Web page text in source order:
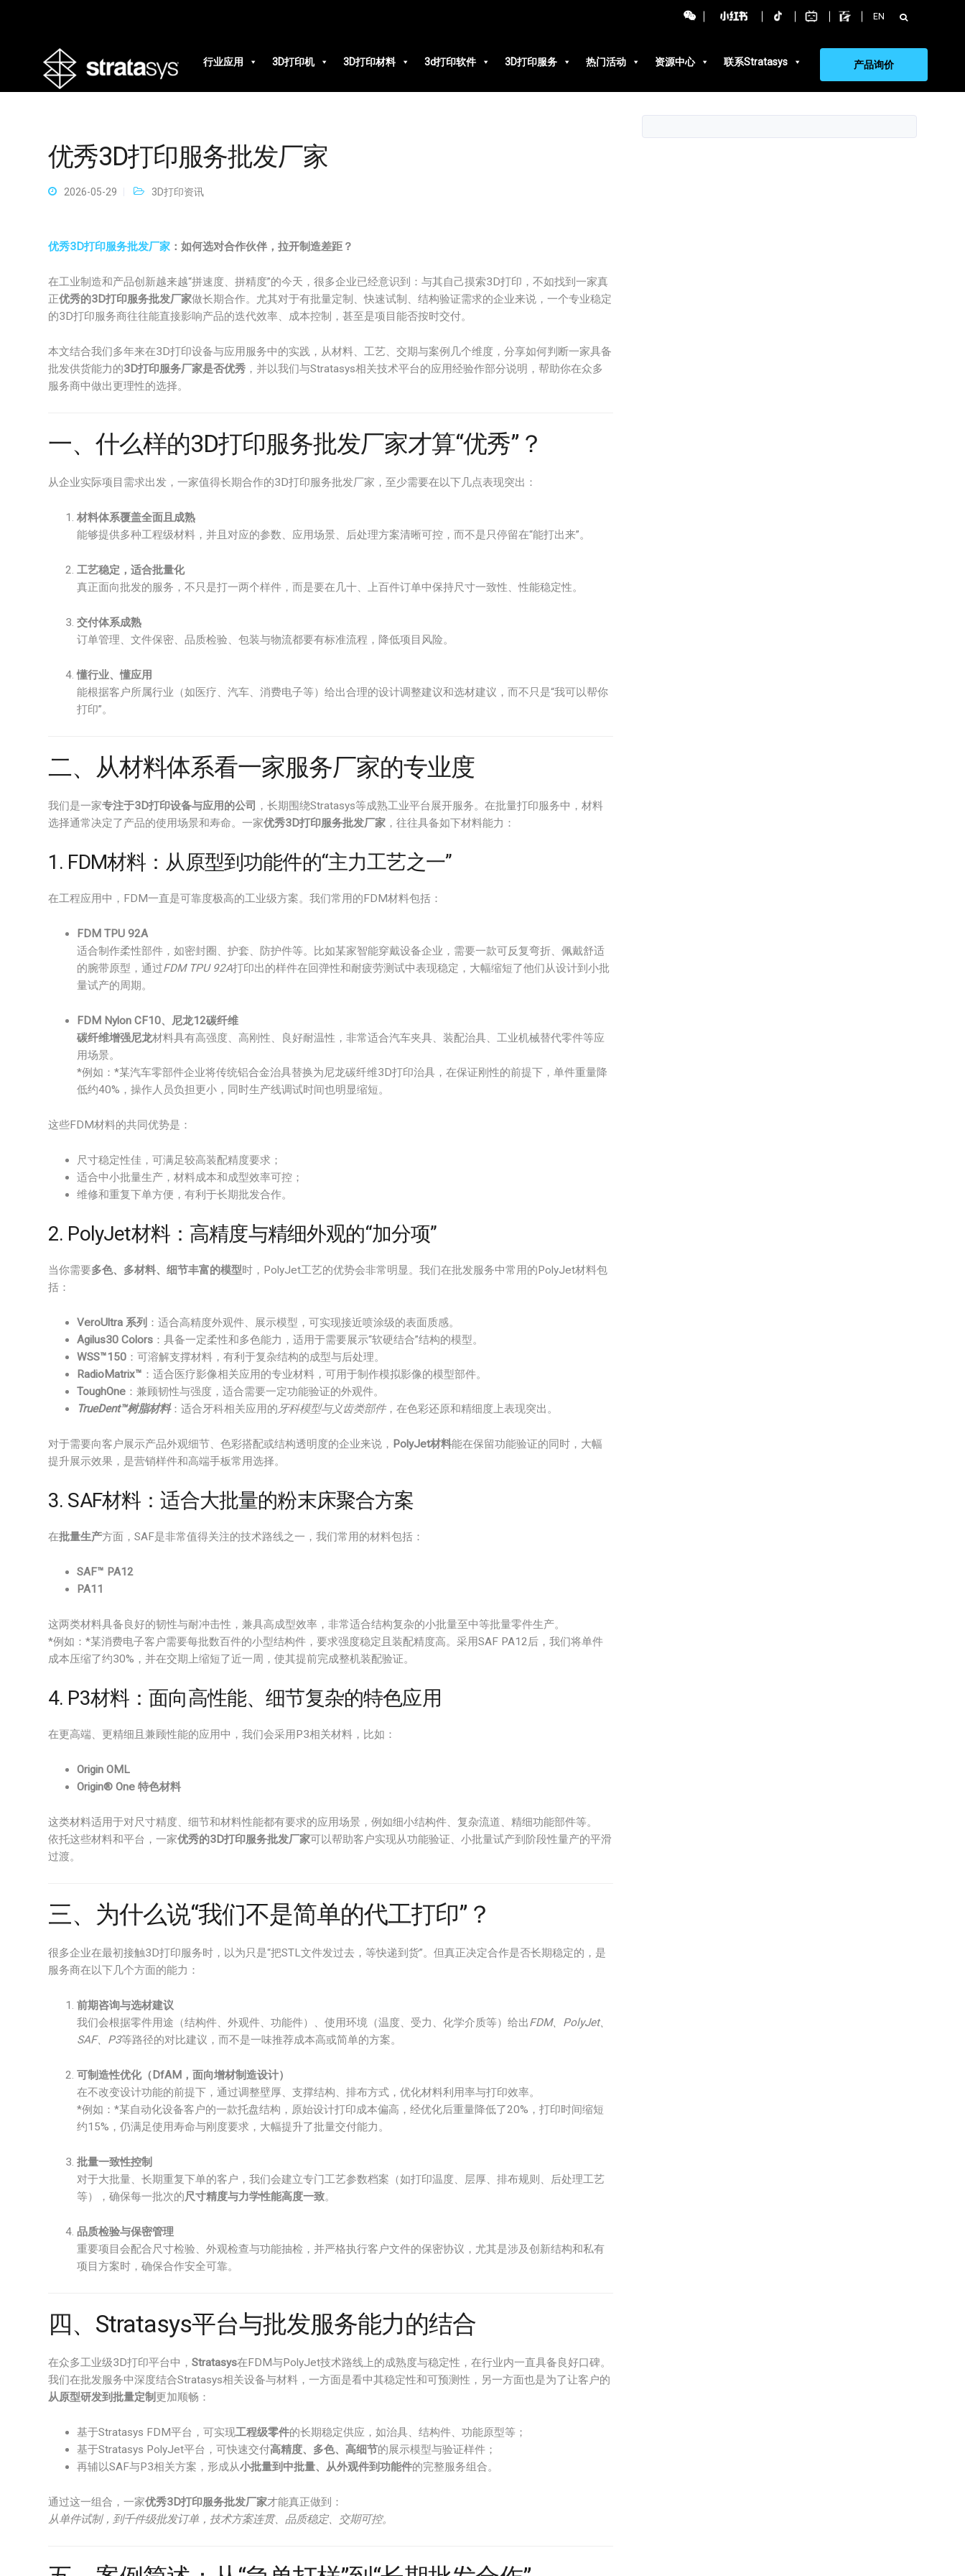
EN 搜
索：
行业应用
3D打印机 3D打印材料 3d打印软件 3D打印服务 热门活动 资源中心 联系Stratasys 产品询价
优秀3D打印服务批发厂家
2026-05-29 3D打印资讯
优秀3D打印服务批发厂家 ：如何选对合作伙伴，拉开制造差距？
在工业制造和产品创新越来越“拼速度、拼精度”的今天，很多企业已经意识到：与其自己摸索3D打印，不如找到一家真
正优秀的3D打印服务批发厂家做长期合作。尤其对于有批量定制、快速试制、结构验证需求的企业来说，一个专业稳定
的3D打印服务商往往能直接影响产品的迭代效率、成本控制，甚至是项目能否按时交付。
本文结合我们多年来在3D打印设备与应用服务中的实践，从材料、工艺、交期与案例几个维度，分享如何判断一家具备
批发供货能力的3D打印服务厂家是否优秀 ，并以我们与Stratasys相关技术平台的应用经验作部分说明，帮助你在众多
服务商中做出更理性的选择。
一、什么样的3D打印服务批发厂家才算“优秀”？
从企业实际项目需求出发，一家值得长期合作的3D打印服务批发厂家，至少需要在以下几点表现突出：
材料体系覆盖全面且成熟
能够提供多种工程级材料，并且对应的参数、应用场景、后处理方案清晰可控，而不是只停留在“能打出来”。
工艺稳定，适合批量化
真正面向批发的服务，不只是打一两个样件，而是要在几十、上百件订单中保持尺寸一致性、性能稳定性。
交付体系成熟
订单管理、文件保密、品质检验、包装与物流都要有标准流程，降低项目风险。
懂行业、懂应用
能根据客户所属行业（如医疗、汽车、消费电子等）给出合理的设计调整建议和选材建议，而不只是“我可以帮你
打印”。
二、从材料体系看一家服务厂家的专业度
我们是一家专注于3D打印设备与应用的公司 ，长期围绕Stratasys等成熟工业平台展开服务。在批量打印服务中，材料
选择通常决定了产品的使用场景和寿命。一家优秀3D打印服务批发厂家 ，往往具备如下材料能力：
1. FDM材料：从原型到功能件的“主力工艺之一”
在工程应用中，FDM一直是可靠度极高的工业级方案。我们常用的FDM材料包括：
FDM TPU 92A
适合制作柔性部件，如密封圈、护套、防护件等。比如某家智能穿戴设备企业，需要一款可反复弯折、佩戴舒适
的腕带原型，通过FDM TPU 92A打印出的样件在回弹性和耐疲劳测试中表现稳定，大幅缩短了他们从设计到小批
量试产的周期。
FDM Nylon CF10、尼龙12碳纤维
碳纤维增强尼龙材料具有高强度、高刚性、良好耐温性，非常适合汽车夹具、装配治具、工业机械替代零件等应
用场景。
*例如：*某汽车零部件企业将传统铝合金治具替换为尼龙碳纤维3D打印治具，在保证刚性的前提下，单件重量降
低约40%，操作人员负担更小，同时生产线调试时间也明显缩短。
这些FDM材料的共同优势是：
尺寸稳定性佳，可满足较高装配精度要求；
适合中小批量生产，材料成本和成型效率可控；
维修和重复下单方便，有利于长期批发合作。
2. PolyJet材料：高精度与精细外观的“加分项”
当你需要多色、多材料、细节丰富的模型时，PolyJet工艺的优势会非常明显。我们在批发服务中常用的PolyJet材料包
括：
VeroUltra 系列 ：适合高精度外观件、展示模型，可实现接近喷涂级的表面质感。
Agilus30 Colors ：具备一定柔性和多色能力，适用于需要展示“软硬结合”结构的模型。
WSS™150 ：可溶解支撑材料，有利于复杂结构的成型与后处理。
RadioMatrix™ ：适合医疗影像相关应用的专业材料，可用于制作模拟影像的模型部件。
ToughOne ：兼顾韧性与强度，适合需要一定功能验证的外观件。
TrueDent™树脂材料：适合牙科相关应用的牙科模型与义齿类部件，在色彩还原和精细度上表现突出。
对于需要向客户展示产品外观细节、色彩搭配或结构透明度的企业来说， PolyJet材料能在保留功能验证的同时，大幅
提升展示效果，是营销样件和高端手板常用选择。
3. SAF材料：适合大批量的粉末床聚合方案
在批量生产方面，SAF是非常值得关注的技术路线之一，我们常用的材料包括：
SAF™ PA12
PA11
这两类材料具备良好的韧性与耐冲击性，兼具高成型效率，非常适合结构复杂的小批量至中等批量零件生产。
*例如：*某消费电子客户需要每批数百件的小型结构件，要求强度稳定且装配精度高。采用SAF PA12后，我们将单件
成本压缩了约30%，并在交期上缩短了近一周，使其提前完成整机装配验证。
4. P3材料：面向高性能、细节复杂的特色应用
在更高端、更精细且兼顾性能的应用中，我们会采用P3相关材料，比如：
Origin OML
Origin® One 特色材料
这类材料适用于对尺寸精度、细节和材料性能都有要求的应用场景，例如细小结构件、复杂流道、精细功能部件等。
依托这些材料和平台，一家优秀的3D打印服务批发厂家可以帮助客户实现从功能验证、小批量试产到阶段性量产的平滑
过渡。
三、为什么说“我们不是简单的代工打印”？
很多企业在最初接触3D打印服务时，以为只是“把STL文件发过去，等快递到货”。但真正决定合作是否长期稳定的，是
服务商在以下几个方面的能力：
前期咨询与选材建议
我们会根据零件用途（结构件、外观件、功能件）、使用环境（温度、受力、化学介质等）给出FDM、PolyJet、
SAF、P3等路径的对比建议，而不是一味推荐成本高或简单的方案。
可制造性优化（DfAM，面向增材制造设计）
在不改变设计功能的前提下，通过调整壁厚、支撑结构、排布方式，优化材料利用率与打印效率。
*例如：*某自动化设备客户的一款托盘结构，原始设计打印成本偏高，经优化后重量降低了20%，打印时间缩短
约15%，仍满足使用寿命与刚度要求，大幅提升了批量交付能力。
批量一致性控制
对于大批量、长期重复下单的客户，我们会建立专门工艺参数档案（如打印温度、层厚、排布规则、后处理工艺
等），确保每一批次的尺寸精度与力学性能高度一致。
品质检验与保密管理
重要项目会配合尺寸检验、外观检查与功能抽检，并严格执行客户文件的保密协议，尤其是涉及创新结构和私有
项目方案时，确保合作安全可靠。
四、Stratasys平台与批发服务能力的结合
在众多工业级3D打印平台中， Stratasys在FDM与PolyJet技术路线上的成熟度与稳定性，在行业内一直具备良好口碑。
我们在批发服务中深度结合Stratasys相关设备与材料，一方面是看中其稳定性和可预测性，另一方面也是为了让客户的
从原型研发到批量定制 更加顺畅：
基于Stratasys FDM平台，可实现工程级零件的长期稳定供应，如治具、结构件、功能原型等；
基于Stratasys PolyJet平台，可快速交付高精度、多色、高细节的展示模型与验证样件；
再辅以SAF与P3相关方案，形成从小批量到中批量、从外观件到功能件的完整服务组合。
通过这一组合，一家优秀3D打印服务批发厂家才能真正做到：
从单件试制，到千件级批发订单，技术方案连贯、品质稳定、交期可控。